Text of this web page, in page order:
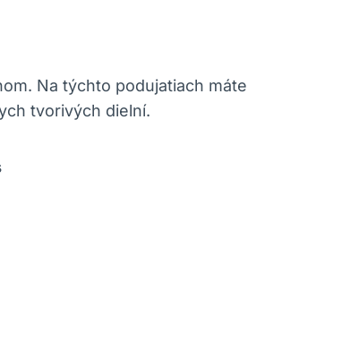
Na týchto podujatiach máte
tvorivých dielní.